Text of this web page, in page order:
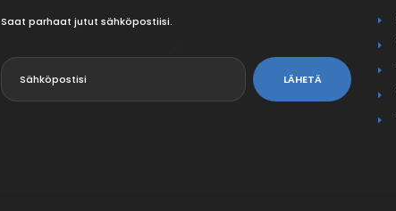
Saat parhaat jutut sähköpostiisi.
LÄHETÄ